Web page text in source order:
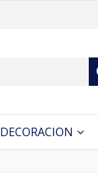
DECORACION